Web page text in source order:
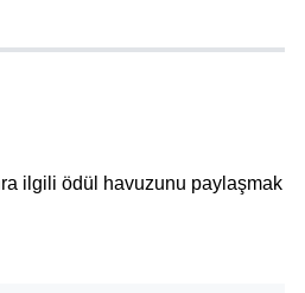
ilgili ödül havuzunu paylaşmak